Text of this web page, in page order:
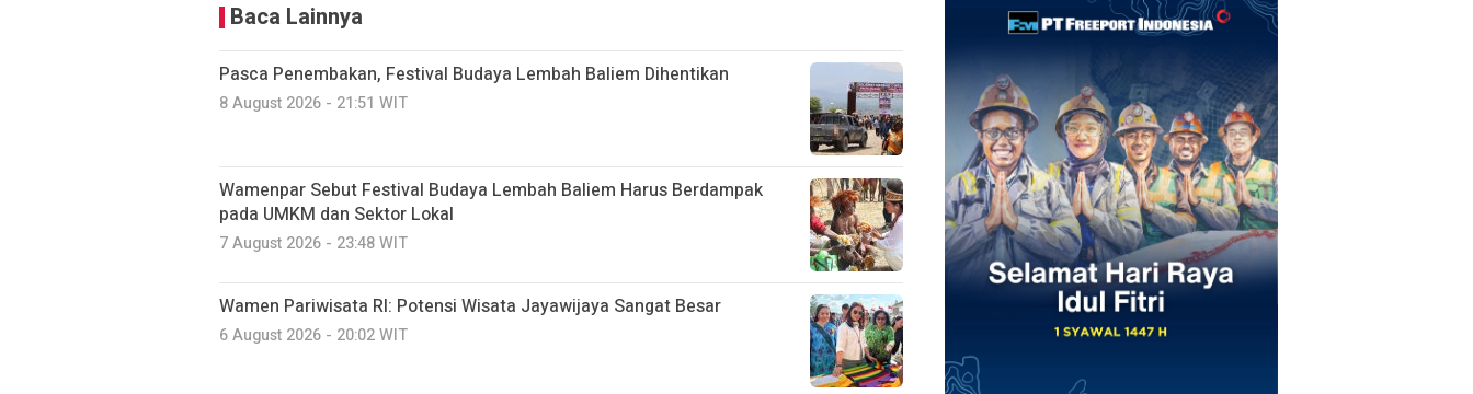
Baca Lainnya
Pasca Penembakan, Festival Budaya Lembah Baliem Dihentikan
8 August 2026 - 21:51 WIT
Wamenpar Sebut Festival Budaya Lembah Baliem Harus Berdampak
pada UMKM dan Sektor Lokal
7 August 2026 - 23:48 WIT
Wamen Pariwisata RI: Potensi Wisata Jayawijaya Sangat Besar
6 August 2026 - 20:02 WIT